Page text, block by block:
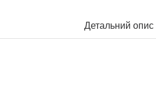
Детальний опис